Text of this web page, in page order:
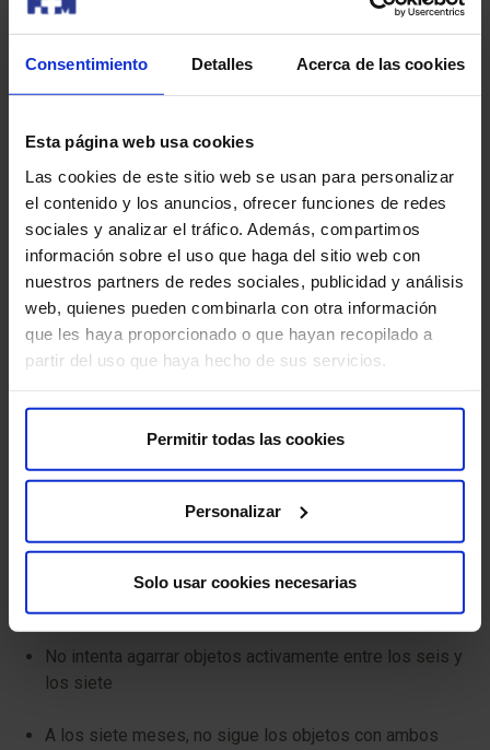
Consentimiento Detalles Acerca de las cookies
Esta página web usa cookies
Las cookies de este sitio web se usan para personalizar
el contenido y los anuncios, ofrecer funciones de redes
sociales y analizar el tráfico. Además, compartimos
información sobre el uso que haga del sitio web con
nuestros partners de redes sociales, publicidad y análisis
web, quienes pueden combinarla con otra información
que les haya proporcionado o que hayan recopilado a
partir del uso que haya hecho de sus servicios.
Permitir todas las cookies
Personalizar
Solo usar cookies necesarias
No muestra afecto hacia la persona que lo
Parece no disfrutar la cercanía de las
No responde a los sonidos a su
Tiene dificultad para llevar objetos a su
No gira la cabeza para identificar sonidos a los cuatro
de boca arriba hacia abajo).
No puede sentarse con ayuda a los seis
No intenta agarrar objetos activamente entre los seis y
los siete
A los siete meses, no sigue los objetos con ambos